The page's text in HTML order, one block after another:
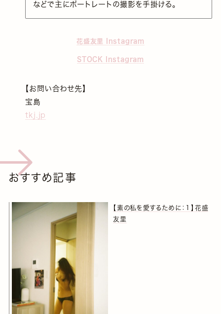
などで主にポートレートの撮影を手掛ける。
花盛友里 Instagram
STOCK Instagram
【お問い合わせ先】
宝島
tkj.jp
おすすめ記事
【素の私を愛するために：１】花盛
友里